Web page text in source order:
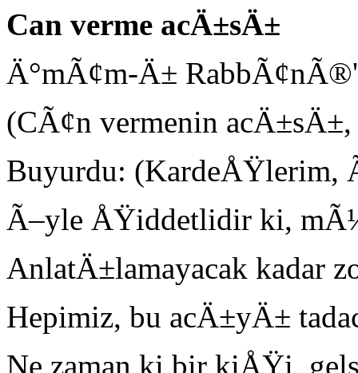
Can verme acÄ±sÄ±
Ä°mÃ¢m-Ä±
(CÃ¢n vermenin
Buyurdu:
Ã–yle ÅŸiddetlidir ki,
AnlatÄ±lamayacak kadar
Hepimiz, bu acÄ±yÄ±
Ne zaman ki bir kiÅŸi,